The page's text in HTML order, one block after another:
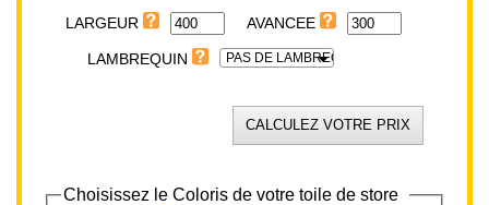
LARGEUR
LAMBREQUIN PAS DE LAMBREQUIN
Choisissez le Coloris de votre toile de store